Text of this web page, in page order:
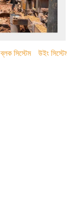
ব্লক সিস্টেম উইং সিস্টেম